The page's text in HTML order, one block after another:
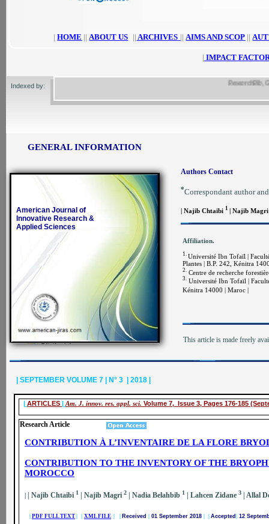
GENERAL INFORMATION
American Journal of
Innovative Research &
Applied Sciences
ResearchBib,
Indexed by:
|HOME || ABOUT US || ARCHIVES || AIMS AND SCOP ||
| IMPACT
| ARTICLES | Am. J. innov. res. appl. sci. Volume 7, Issue 3, Pages 176-185
Research Article
| SEPTEMBER VOLUME 7 | N° 3 | 2018 |
Authors Contact
*Correspondant author
| Najib Chtaibi 1 | Najib
Affiliation.
1. Université Ibn Tofaïl |
Plantes | B.P. 242, Kénitra
2. Centre de recherche
3. Université Ibn Tofaïl |
Kénitra 14000 | Maroc |
This article is made freely
CONTRIBUTION À L’INVENTAIRE DE LA FLORE
CONTRIBUTION TO THE INVENTORY OF THE
MOROCCO
| | Najib Chtaibi 1 | Najib Magri 2 | Nadia Belahbib 1 | Lahcen Zidane 3 | Allal
PDF FULL TEXT XML FILE Received 01 September 2018 Accepted 12